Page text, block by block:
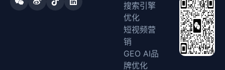
搜索引擎
优化
短视频营
销
GEO AI品
牌优化